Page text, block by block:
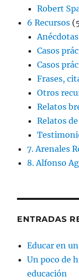
Robert
6 Recursos
Anécdotas
Casos
Casos
Frases,
Otros
Relatos
Relatos
7. Arenales
8. Alfonso
ENTRADAS
Educar en
Un poco de
educación